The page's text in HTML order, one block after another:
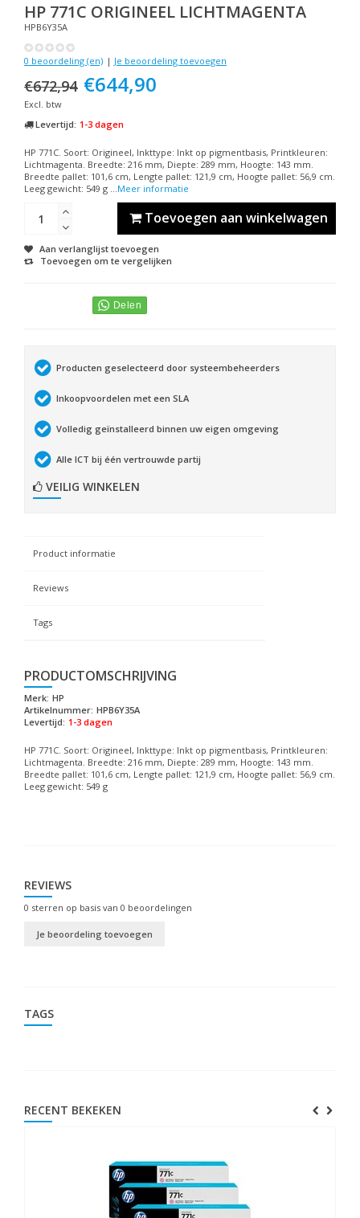
HP 771C ORIGINEEL LICHTMAGENTA
HPB6Y35A
0 beoordeling (en) | Je beoordeling toevoegen
€672,94 €644,90
Excl. btw
Levertijd: 1-3 dagen
HP 771C. Soort: Origineel, Inkttype: Inkt op pigmentbasis, Printkleuren:
Lichtmagenta. Breedte: 216 mm, Diepte: 289 mm, Hoogte: 143 mm.
Breedte pallet: 101,6 cm, Lengte pallet: 121,9 cm, Hoogte pallet: 56,9 cm.
Leeg gewicht: 549 g ...Meer informatie
Toevoegen aan winkelwagen
Aan verlanglijst toevoegen
Toevoegen om te vergelijken
Producten geselecteerd door systeembeheerders
Inkoopvoordelen met een SLA
Volledig geïnstalleerd binnen uw eigen omgeving
Alle ICT bij één vertrouwde partij
VEILIG WINKELEN
Product informatie
Reviews
Tags
PRODUCTOMSCHRIJVING
Merk: HP
Artikelnummer: HPB6Y35A
Levertijd: 1-3 dagen
HP 771C. Soort: Origineel, Inkttype: Inkt op pigmentbasis, Printkleuren:
Lichtmagenta. Breedte: 216 mm, Diepte: 289 mm, Hoogte: 143 mm.
Breedte pallet: 101,6 cm, Lengte pallet: 121,9 cm, Hoogte pallet: 56,9 cm.
Leeg gewicht: 549 g
REVIEWS
0 sterren op basis van 0 beoordelingen
Je beoordeling toevoegen
TAGS
RECENT BEKEKEN